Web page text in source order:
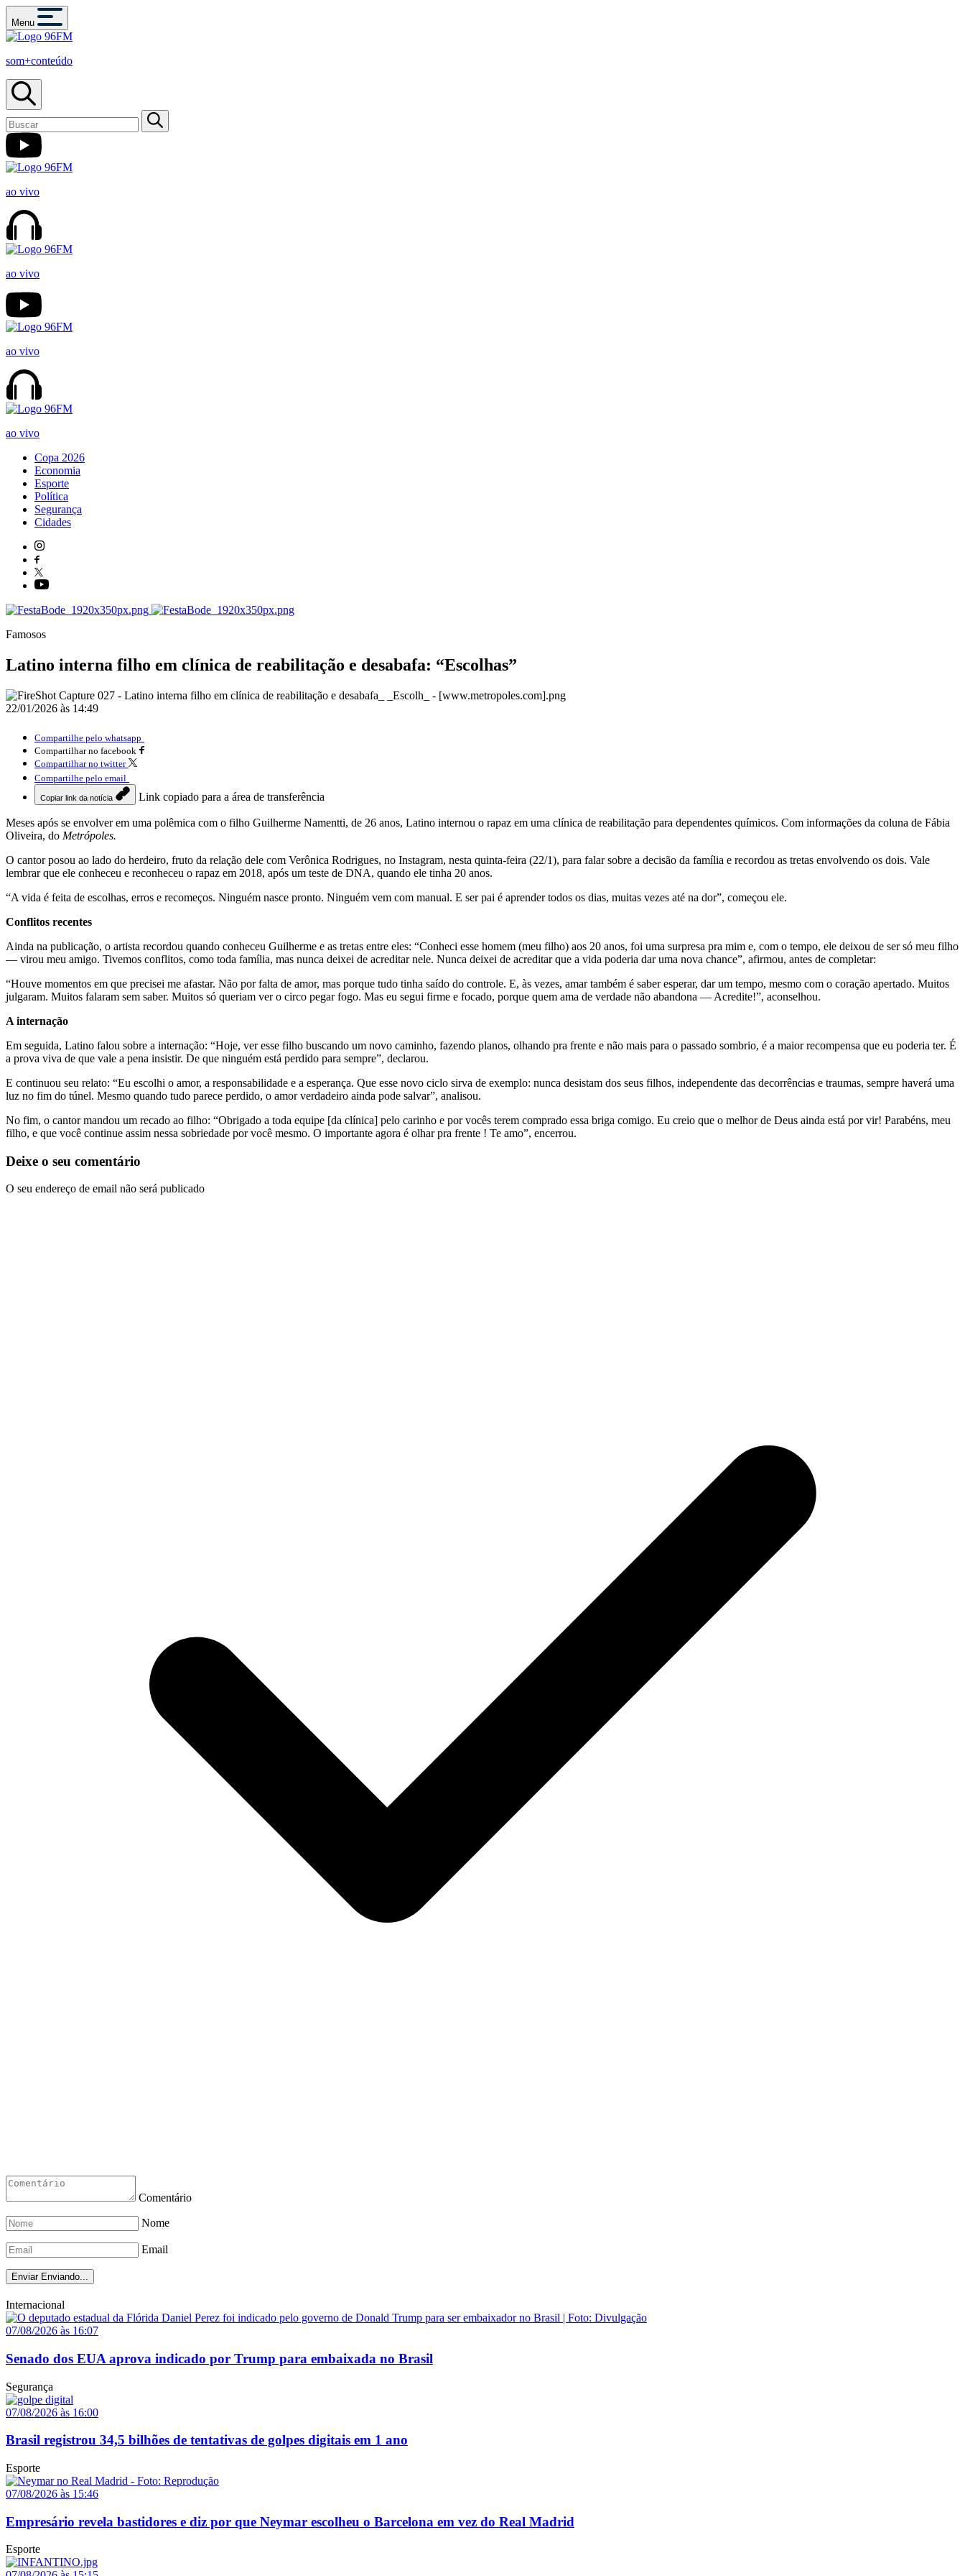
Menu
som+conteúdo
ao vivo
ao vivo
ao vivo
ao vivo
Copa 2026
Economia
Esporte
Política
Segurança
Cidades
Famosos
Latino interna filho em clínica de reabilitação e desabafa: “Escolhas”
22/01/2026 às 14:49
Compartilhe pelo whatsapp
Compartilhar no facebook
Compartilhar no twitter
Compartilhe pelo email
Copiar link da notícia Link copiado para a área de transferência
Meses após se envolver em uma polêmica com o filho Guilherme Namentti, de 26 anos, Latino internou o rapaz em uma clínica de reabilitação para dependentes químicos. Com informações da coluna de Fábia
Oliveira, do Metrópoles.
O cantor posou ao lado do herdeiro, fruto da relação dele com Verônica Rodrigues, no Instagram, nesta quinta-feira (22/1), para falar sobre a decisão da família e recordou as tretas envolvendo os dois. Vale
lembrar que ele conheceu e reconheceu o rapaz em 2018, após um teste de DNA, quando ele tinha 20 anos.
“A vida é feita de escolhas, erros e recomeços. Ninguém nasce pronto. Ninguém vem com manual. E ser pai é aprender todos os dias, muitas vezes até na dor”, começou ele.
Conflitos recentes
Ainda na publicação, o artista recordou quando conheceu Guilherme e as tretas entre eles: “Conheci esse homem (meu filho) aos 20 anos, foi uma surpresa pra mim e, com o tempo, ele deixou de ser só meu filho
— virou meu amigo. Tivemos conflitos, como toda família, mas nunca deixei de acreditar nele. Nunca deixei de acreditar que a vida poderia dar uma nova chance”, afirmou, antes de completar:
“Houve momentos em que precisei me afastar. Não por falta de amor, mas porque tudo tinha saído do controle. E, às vezes, amar também é saber esperar, dar um tempo, mesmo com o coração apertado. Muitos
julgaram. Muitos falaram sem saber. Muitos só queriam ver o circo pegar fogo. Mas eu segui firme e focado, porque quem ama de verdade não abandona — Acredite!”, aconselhou.
A internação
Em seguida, Latino falou sobre a internação: “Hoje, ver esse filho buscando um novo caminho, fazendo planos, olhando pra frente e não mais para o passado sombrio, é a maior recompensa que eu poderia ter. É
a prova viva de que vale a pena insistir. De que ninguém está perdido para sempre”, declarou.
E continuou seu relato: “Eu escolhi o amor, a responsabilidade e a esperança. Que esse novo ciclo sirva de exemplo: nunca desistam dos seus filhos, independente das decorrências e traumas, sempre haverá uma
luz no fim do túnel. Mesmo quando tudo parece perdido, o amor verdadeiro ainda pode salvar”, analisou.
No fim, o cantor mandou um recado ao filho: “Obrigado a toda equipe [da clínica] pelo carinho e por vocês terem comprado essa briga comigo. Eu creio que o melhor de Deus ainda está por vir! Parabéns, meu
filho, e que você continue assim nessa sobriedade por você mesmo. O importante agora é olhar pra frente ! Te amo”, encerrou.
Deixe o seu comentário
O seu endereço de email não será publicado
Comentário
Nome
Email
Enviar Enviando...
Internacional
07/08/2026 às 16:07
Senado dos EUA aprova indicado por Trump para embaixada no Brasil
Segurança
07/08/2026 às 16:00
Brasil registrou 34,5 bilhões de tentativas de golpes digitais em 1 ano
Esporte
07/08/2026 às 15:46
Empresário revela bastidores e diz por que Neymar escolheu o Barcelona em vez do Real Madrid
Esporte